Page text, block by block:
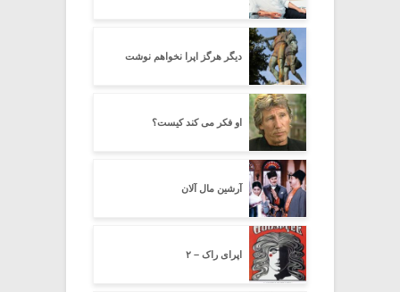
دیگر هرگز اپرا نخواهم نوشت
او فکر می کند کیست؟
آرشین مال آلان
اپرای راک – ۲